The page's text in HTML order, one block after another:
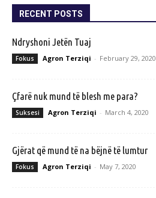
RECENT POSTS
Ndryshoni Jetën Tuaj
Fokus Agron Terziqi - February 29, 2020
Çfarë nuk mund të blesh me para?
Suksesi Agron Terziqi - March 4, 2020
Gjërat që mund të na bëjnë të lumtur
Fokus Agron Terziqi - May 7, 2020